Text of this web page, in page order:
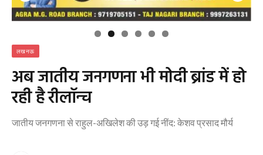
लखनऊ
अब जातीय जनगणना भी मोदी ब्रांड में हो
रही है रीलॉन्च
जातीय जनगणना से राहुल-अखिलेश की उड़ गई नींद: केशव प्रसाद मौर्य